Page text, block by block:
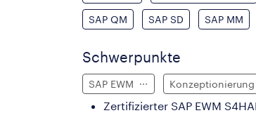
SAP QM SAP SD SAP MM
Schwerpunkte
SAP EWM
Zertifizierter SAP EWM